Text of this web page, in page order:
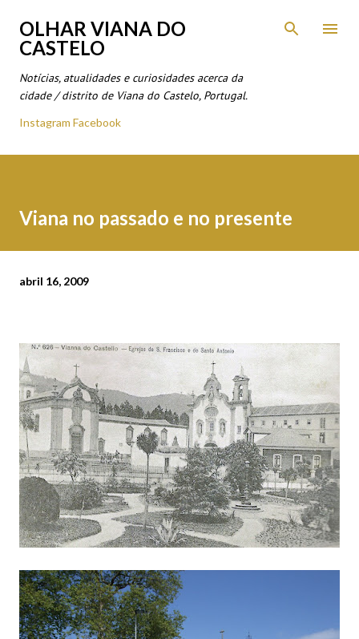
Avançar para o conteúdo principal
OLHAR VIANA DO
CASTELO
Notícias, atualidades e curiosidades acerca da
cidade / distrito de Viana do Castelo, Portugal.
Instagram Facebook
Viana no passado e no presente
abril 16, 2009